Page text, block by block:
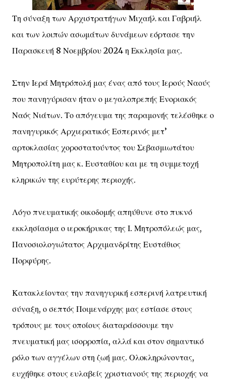
Τη σύναξη των Αρχιστρατήγων Μιχαήλ και Γαβριήλ
και των λοιπών ασωμάτων δυνάμεων εόρτασε την
Παρασκευή 8 Νοεμβρίου 2024 η Εκκλησία μας.
Στην Ιερά Μητρόπολή μας ένας από τους Ιερούς Ναούς
που πανηγύρισαν ήταν ο μεγαλοπρεπής Ενοριακός
Ναός Νιάτων. Το απόγευμα της παραμονής τελέσθηκε ο
πανηγυρικός Αρχιερατικός Εσπερινός μετ’
αρτοκλασίας χοροστατούντος του Σεβασμιωτάτου
Μητροπολίτη μας κ. Ευσταθίου και με τη συμμετοχή
κληρικών της ευρύτερης περιοχής.
Λόγο πνευματικής οικοδομής απηύθυνε στο πυκνό
εκκλησίασμα ο ιεροκήρυκας της Ι. Μητροπόλεώς μας,
Πανοσιολογιώτατος Αρχιμανδρίτης Ευστάθιος
Πορφύρης.
Κατακλείοντας την πανηγυρική εσπερινή λατρευτική
σύναξη, ο σεπτός Ποιμενάρχης μας εστίασε στους
τρόπους με τους οποίους διαταράσσουμε την
πνευματική μας ισορροπία, αλλά και στον σημαντικό
ρόλο των αγγέλων στη ζωή μας. Ολοκληρώνοντας,
ευχήθηκε στους ευλαβείς χριστιανούς της περιοχής να